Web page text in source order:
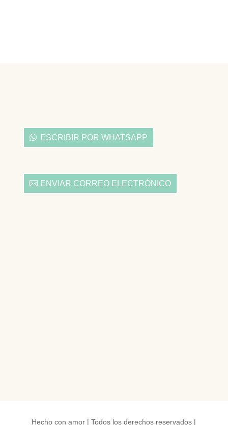
ESCRIBIR POR WHATSAPP
ENVIAR CORREO ELECTRÓNICO
Hecho con amor | Todos los derechos reservados |